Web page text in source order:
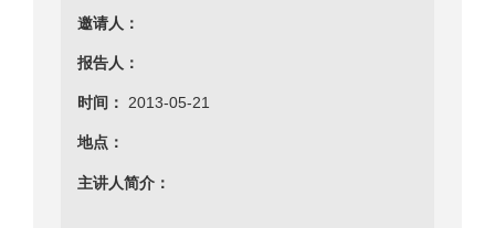
邀请人：
报告人：
时间： 2013-05-21
地点：
主讲人简介：